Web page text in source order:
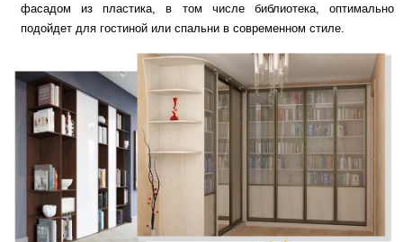
фасадом из пластика, в том числе библиотека, оптимально
подойдет для гостиной или спальни в современном стиле.